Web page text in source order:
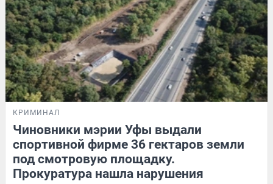
КРИМИНАЛ
Чиновники мэрии Уфы выдали
спортивной фирме 36 гектаров земли
под смотровую площадку.
Прокуратура нашла нарушения